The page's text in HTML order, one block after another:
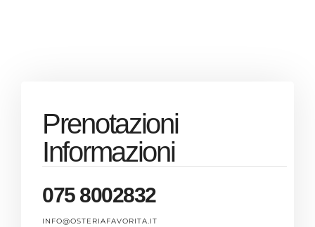
Prenotazioni
Informazioni
075 8002832
INFO@OSTERIAFAVORITA.IT